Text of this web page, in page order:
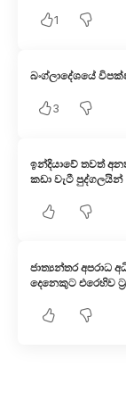
1
බංග්ලාදේශයේ
3
ඉන්දියාවේ තවත්
කඩා වැටී
ජාත්‍යන්තර
දෙනෙකුට එරෙහිව